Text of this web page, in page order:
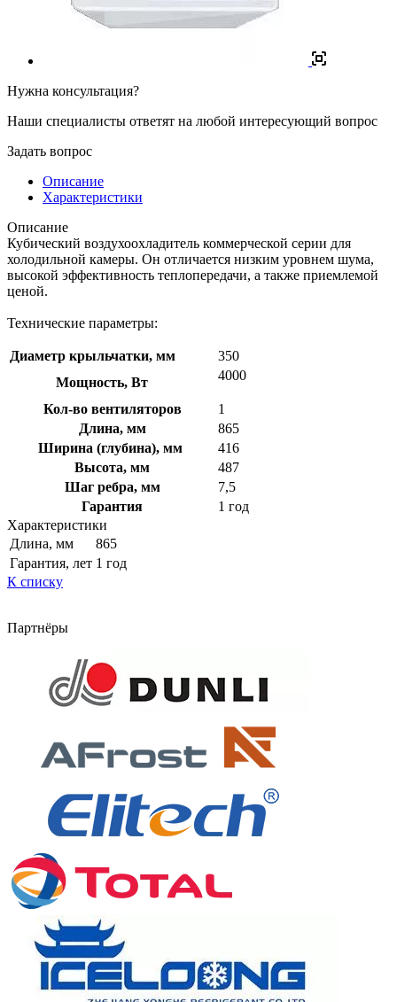
Нужна консультация?
Наши специалисты ответят на любой интересующий вопрос
Задать вопрос
Описание
Характеристики
Описание
Кубический воздухоохладитель коммерческой серии для
холодильной камеры. Он отличается низким уровнем шума,
высокой эффективность теплопередачи, а также приемлемой
ценой.
Технические параметры:
Диаметр крыльчатки, мм
350
Мощность, Вт
4000
Кол-во вентиляторов
1
Длина, мм
865
Ширина (глубина), мм
416
Высота, мм
487
Шаг ребра, мм
7,5
Гарантия
1 год
Характеристики
Длина, мм
865
Гарантия, лет 1 год
К списку
Партнёры